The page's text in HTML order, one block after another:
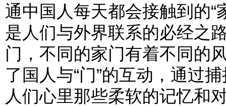
通中国人每天都会接触到的“
是人们与外界联系的必经之
门，不同的家门有着不同的
了国人与“门”的互动，通过
人们心里那些柔软的记忆和